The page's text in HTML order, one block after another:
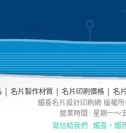
名片製作材質 名片印刷價格 名
媚喜名片設計印刷網 版權所
營業時間 : 星期一～
寫信給我們 : 媚喜‧媚西